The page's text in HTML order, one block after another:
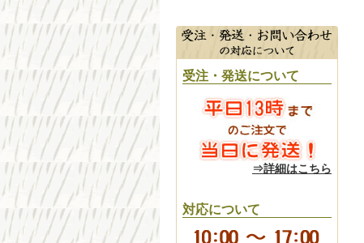
受注・発送について
⇒詳細はこちら
対応について